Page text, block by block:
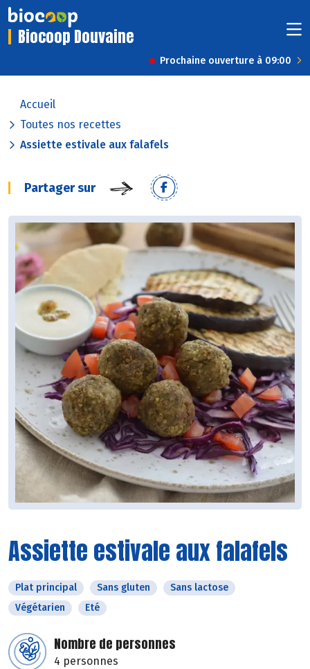
Biocoop Douvaine
Prochaine ouverture à 09:00
Accueil
Toutes nos recettes
Assiette estivale aux falafels
Partager sur
Assiette estivale aux falafels
Plat principal Sans gluten
Sans lactose
Végétarien
Eté
Nombre de personnes
4 personnes